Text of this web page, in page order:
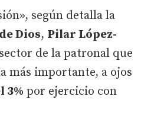
según detalla la
Dios, Pilar López-
de la patronal que
más importante, a ojos
3% por ejercicio con